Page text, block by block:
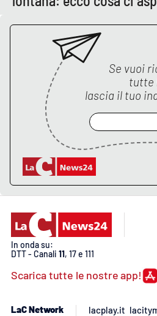
Se vuoi
tutte
lascia il tuo
In onda su:
DTT - Canali 11, 17 e 111
Scarica tutte le nostre app!
LaC Network
lacplay.it